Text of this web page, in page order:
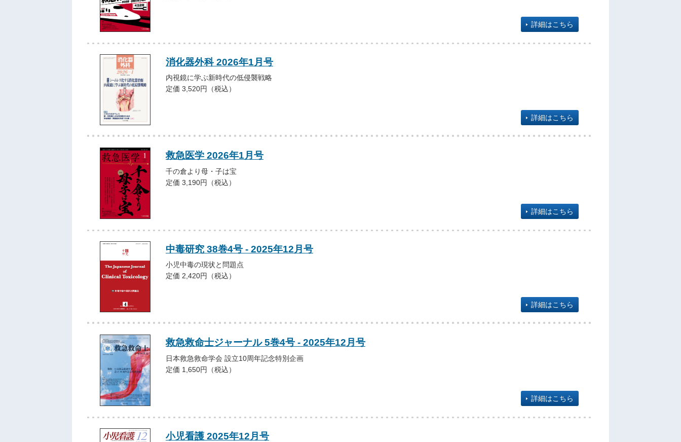
詳細はこちら
消化器外科 2026年1月号
内視鏡に学ぶ新時代の低侵襲戦略
定価 3,520円（税込）
詳細はこちら
救急医学 2026年1月号
千の倉より母・子は宝
定価 3,190円（税込）
詳細はこちら
中毒研究 38巻4号 - 2025年12月号
小児中毒の現状と問題点
定価 2,420円（税込）
詳細はこちら
救急救命士ジャーナル 5巻4号 - 2025年12月号
日本救急救命学会 設立10周年記念特別企画
定価 1,650円（税込）
詳細はこちら
小児看護 2025年12月号